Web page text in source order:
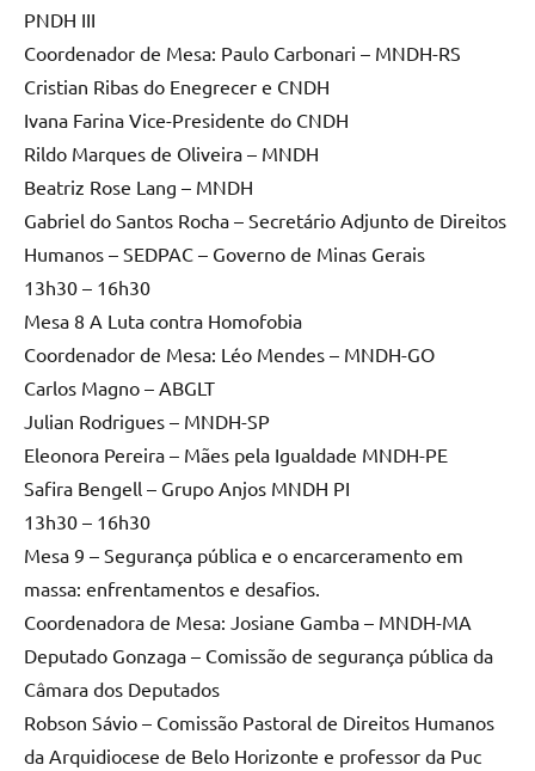
PNDH III
Coordenador de Mesa: Paulo Carbonari – MNDH-RS
Cristian Ribas do Enegrecer e CNDH
Ivana Farina Vice-Presidente do CNDH
Rildo Marques de Oliveira – MNDH
Beatriz Rose Lang – MNDH
Gabriel do Santos Rocha – Secretário Adjunto de Direitos
Humanos – SEDPAC – Governo de Minas Gerais
13h30 – 16h30
Mesa 8 A Luta contra Homofobia
Coordenador de Mesa: Léo Mendes – MNDH-GO
Carlos Magno – ABGLT
Julian Rodrigues – MNDH-SP
Eleonora Pereira – Mães pela Igualdade MNDH-PE
Safira Bengell – Grupo Anjos MNDH PI
13h30 – 16h30
Mesa 9 – Segurança pública e o encarceramento em
massa: enfrentamentos e desafios.
Coordenadora de Mesa: Josiane Gamba – MNDH-MA
Deputado Gonzaga – Comissão de segurança pública da
Câmara dos Deputados
Robson Sávio – Comissão Pastoral de Direitos Humanos
da Arquidiocese de Belo Horizonte e professor da Puc